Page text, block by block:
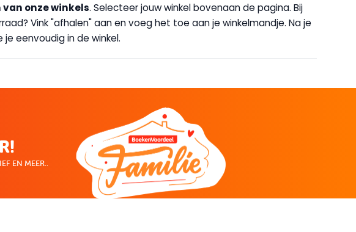
onze winkels. Selecteer jouw winkel bovenaan de pagina. Bij
Vink "afhalen" aan en voeg het toe aan je winkelmandje. Na je
eenvoudig in de winkel.
EN MEER..